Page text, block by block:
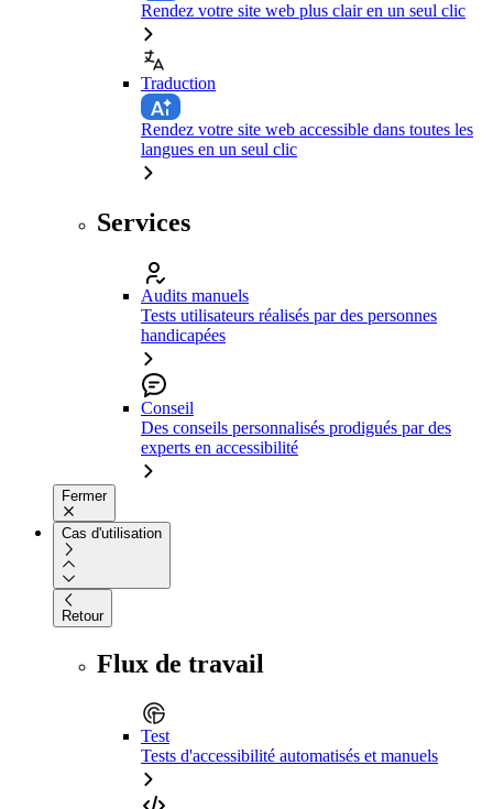
Rendez votre site web plus clair en un seul clic
Traduction
Rendez votre site web accessible dans toutes les
langues en un seul clic
Services
Audits manuels
Tests utilisateurs réalisés par des personnes
handicapées
Conseil
Des conseils personnalisés prodigués par des
experts en accessibilité
Fermer
Cas d'utilisation
Retour
Flux de travail
Test
Tests d'accessibilité automatisés et manuels